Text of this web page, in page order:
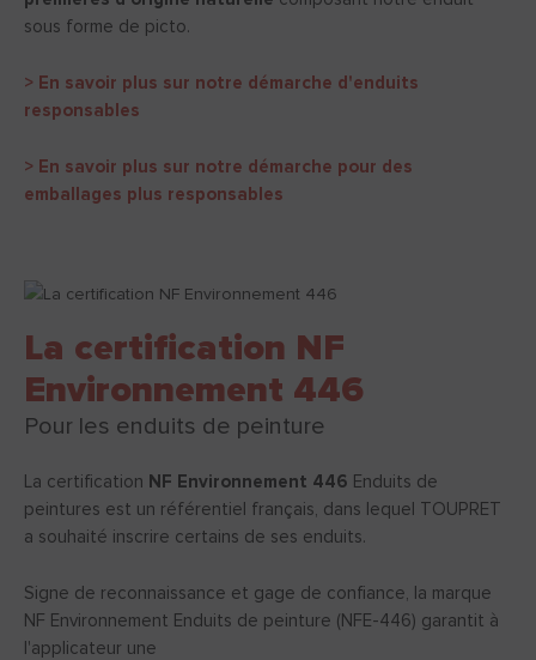
sous forme de picto.
> En savoir plus sur notre démarche d'enduits
responsables
> En savoir plus sur notre démarche pour des
emballages plus responsables
La certification NF
Environnement 446
Pour les enduits de peinture
La certification NF Environnement 446 Enduits de
peintures est un référentiel français, dans lequel TOUPRET
a souhaité inscrire certains de ses enduits.
Signe de reconnaissance et gage de confiance, la marque
NF Environnement Enduits de peinture (NFE-446) garantit à
l'applicateur une